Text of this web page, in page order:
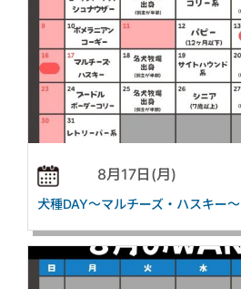
8月17日(月)
犬種DAY～マルチーズ・ハスキー～